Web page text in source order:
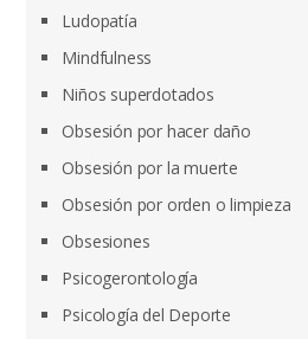
Ludopatía
Mindfulness
Niños superdotados
Obsesión por hacer daño
Obsesión por la muerte
Obsesión por orden o limpieza
Obsesiones
Psicogerontología
Psicología del Deporte